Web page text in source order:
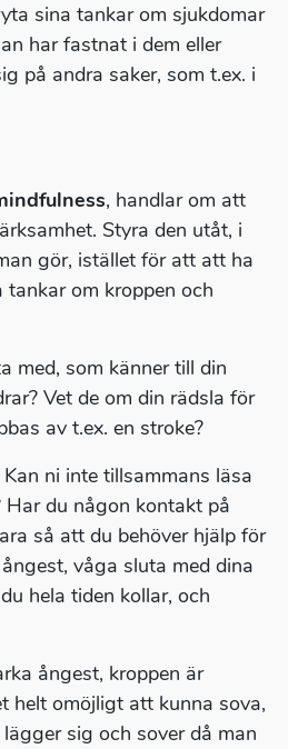
sina tankar om sjukdomar
har fastnat i dem eller
på andra saker, som t.ex. i
, handlar om att
Styra den utåt, i
gör, istället för att att ha
om kroppen och
med, som känner till din
Vet de om din rädsla för
av t.ex. en stroke?
ni inte tillsammans läsa
Har du någon kontakt på
så att du behöver hjälp för
våga sluta med dina
hela tiden kollar, och
ångest, kroppen är
helt omöjligt att kunna sova,
sig och sover då man